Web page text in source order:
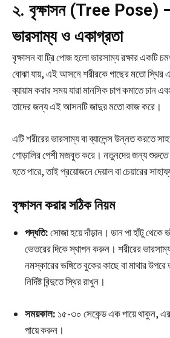
২. বৃক্ষাসন (Tree Pose) –
ভারসাম্য ও একাগ্রতা
বৃক্ষাসন বা ট্রি পোজ হলো ভারসাম্য রক্ষার একটি
বোঝা যায়, এই আসনে শরীরকে গাছের মতো স্থির
ব্যায়াম করার সময় যারা মানসিক চাপ কমাতে চান
তাদের জন্য এই আসনটি জাদুর মতো কাজ করে।
এটি শরীরের ভারসাম্য বা ব্যালেন্স উন্নত করতে
গোড়ালির পেশী মজবুত করে। নতুনদের জন্য শুরুতে
হতে পারে, তাই প্রয়োজনে দেয়াল বা চেয়ারের
বৃক্ষাসন করার সঠিক নিয়ম
পদ্ধতি:সোজা হয়ে দাঁড়ান। ডান পা হাঁটু থেকে
ভেতরের দিকে স্থাপন করুন। শরীরের
নমস্কারের ভঙ্গিতে বুকের কাছে বা মাথার
নির্দিষ্ট বিন্দুতে স্থির রাখুন।
সময়কাল: ১৫-৩০ সেকেন্ড এক পায়ে থাকুন,
পায়ে করুন।